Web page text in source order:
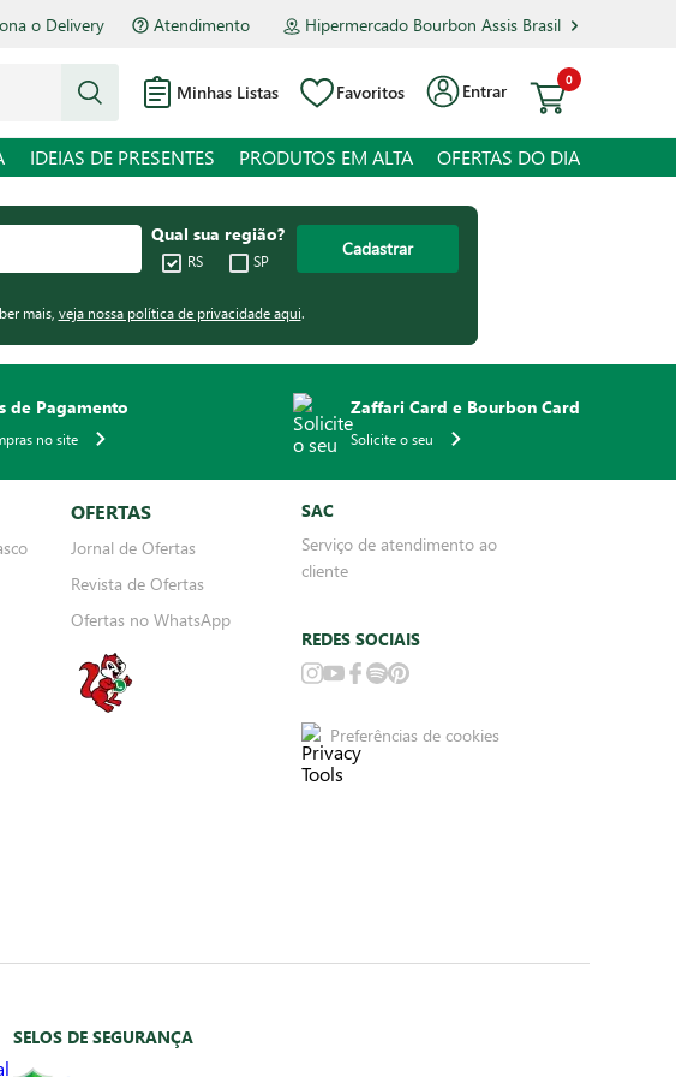
o Delivery Atendimento Hipermercado Bourbon Assis Brasil
Minhas Listas Favoritos Entrar
0
IDEIAS DE PRESENTES PRODUTOS EM ALTA OFERTAS DO DIA
Qual sua região?
RS SP
Cadastrar
mais, veja nossa política de privacidade aqui.
de Pagamento
no site
Zaffari Card e Bourbon Card
Solicite o seu
OFERTAS
Jornal de Ofertas
Revista de Ofertas
Ofertas no WhatsApp
SAC
Serviço de atendimento ao
cliente
REDES SOCIAIS
Preferências de cookies
SELOS DE SEGURANÇA